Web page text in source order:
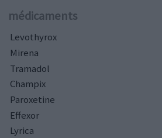
médicaments
Levothyrox
Mirena
Tramadol
Champix
Paroxetine
Effexor
Lyrica